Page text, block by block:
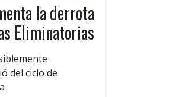
la derrota
Eliminatorias
del ciclo de